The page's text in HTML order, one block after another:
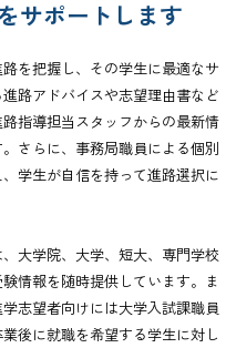
サポートします
を把握し、その学生に最適なサ
路アドバイスや志望理由書など
指導担当スタッフからの最新情
さらに、事務局職員による個別
学生が自信を持って進路選択に
大学院、大学、短大、専門学校
情報を随時提供しています。ま
志望者向けには大学入試課職員
後に就職を希望する学生に対し